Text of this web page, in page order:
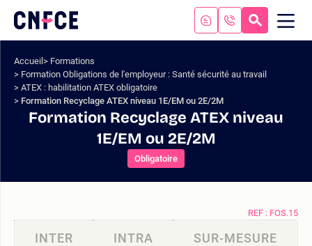
contenu
menu
Aller
Logo
site
Accueil
Formations
Formation Obligations de l'employeur : Santé sécurité au travail
ATEX : habilitation ATEX obligatoire
Formation Recyclage ATEX niveau 1E/EM ou 2E/2M
Obligatoire
Formation Recyclage ATEX niveau
1E/EM ou 2E/2M
REF : FOS.15
INTER INTRA SUR-MESURE